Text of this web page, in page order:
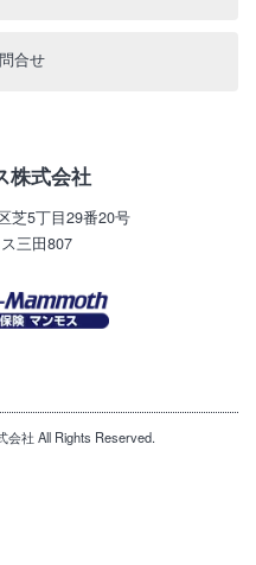
合せ
株式会社
芝5丁目29番20号
三田807
会社 All Rights Reserved.